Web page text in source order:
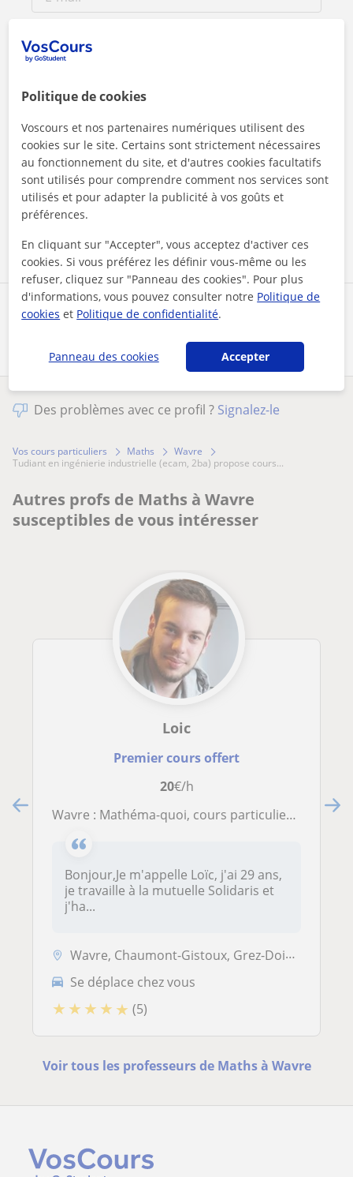
Partagez ce professeur
En cliquant sur l'un des deux boutons, vous acceptez nos
mentions légaleset deconfidentialité
Des problèmes avec ce profil ? Signalez-le
Vos cours particuliers Maths
Wavre
tudiant en ingénierie industrielle (ecam, 2ba) propose cours...
Autres profs de Maths à Wavre
susceptibles de vous intéresser
Loic
Premier cours offert
20€/h
Wavre : Mathéma-quoi, cours particuliers pour non matheux
Bonjour,Je m'appelle Loïc, j'ai 29 ans,
je travaille à la mutuelle Solidaris et
j'ha...
Wavre, Chaumont-Gistoux, Grez-Doiceau, Huldenberg, Mont-Saint-Guibert,...
Se déplace chez vous
★ ★ ★ ★ ★ (5)
Voir tous les professeurs de Maths à Wavre
Politique de cookies
Voscours et nos partenaires numériques utilisent des
cookies sur le site. Certains sont strictement nécessaires
au fonctionnement du site, et d'autres cookies facultatifs
sont utilisés pour comprendre comment nos services sont
utilisés et pour adapter la publicité à vos goûts et
préférences.
En cliquant sur "Accepter", vous acceptez d'activer ces
cookies. Si vous préférez les définir vous-même ou les
refuser, cliquez sur "Panneau des cookies". Pour plus
d'informations, vous pouvez consulter notre Politique de
cookies et Politique de confidentialité.
Panneau des cookies Accepter